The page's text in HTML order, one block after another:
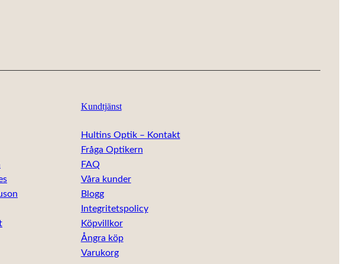
Kundtjänst
Hultins Optik – Kontakt
Fråga Optikern
FAQ
Våra kunder
Blogg
Integritetspolicy
Köpvillkor
Ångra köp
Varukorg